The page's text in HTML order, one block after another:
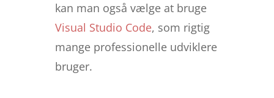
kan man også vælge at bruge
Visual Studio Code, som rigtig
mange professionelle udviklere
bruger.